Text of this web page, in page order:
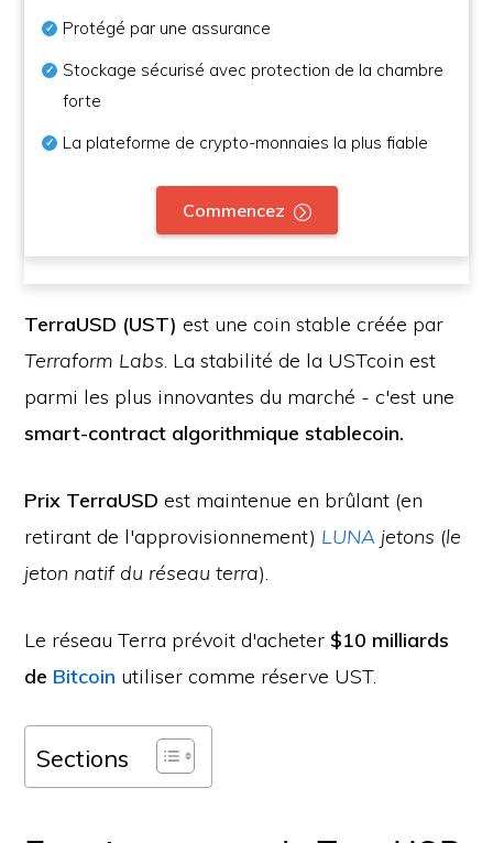
Protégé par une assurance
Stockage sécurisé avec protection de la chambre
forte
La plateforme de crypto-monnaies la plus fiable
Commencez
TerraUSD (UST) est une coin stable créée par
Terraform Labs. La stabilité de la USTcoin est
parmi les plus innovantes du marché - c'est une
smart-contract algorithmique stablecoin.
Prix TerraUSD est maintenue en brûlant (en
retirant de l'approvisionnement) LUNA jetons (le
jeton natif du réseau terra).
Le réseau Terra prévoit d'acheter $10 milliards
de Bitcoin utiliser comme réserve UST.
Sections